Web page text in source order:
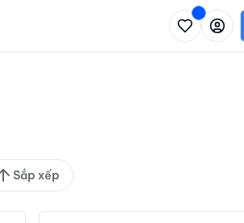
để mở danh sách các khu vực có thể
Sắp xếp